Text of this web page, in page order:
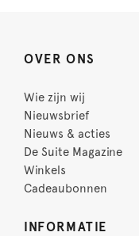
OVER ONS
Wie zijn wij
Nieuwsbrief
Nieuws & acties
De Suite Magazine
Winkels
Cadeaubonnen
INFORMATIE